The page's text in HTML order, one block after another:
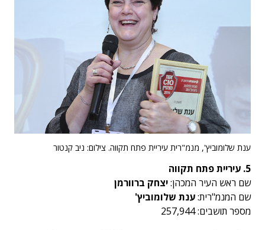
ענת שלומוביץ', מנמ"רית עיריית פתח תקווה. צילום: ניב קנטור
5. עיריית פתח תקווה
שם ראש העיר המכהן:יצחק ברוורמן
שם המנמ"רית:ענת שלומוביץ'
מספר תושבים: 257,944